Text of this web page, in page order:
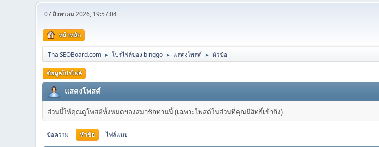
07 สิงหาคม 2026, 19:57:04
หน้าหลัก
ThaiSEOBoard.com ► โปรไฟล์ของ binggo ► แสดงโพสต์ ► หัวข้อ
ข้อมูลโปรไฟล์
แสดงโพสต์
ส่วนนี้ให้คุณดูโพสต์ทั้งหมดของสมาชิกท่านนี้ (เฉพาะโพสต์ในส่วนที่คุณมีสิทธิ์เข้าถึง)
ข้อความ หัวข้อ ไฟล์แนบ